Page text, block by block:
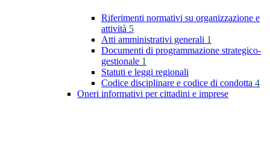
Riferimenti normativi su organizzazione e
attività 5
Atti amministrativi generali 1
Documenti di programmazione strategico-
gestionale 1
Statuti e leggi regionali
Codice disciplinare e codice di condotta 4
Oneri informativi per cittadini e imprese